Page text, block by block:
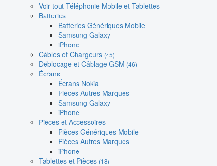
Voir tout Téléphonie Mobile et Tablettes
Batteries
Batteries Génériques Mobile
Samsung Galaxy
iPhone
Câbles et Chargeurs (45)
Déblocage et Câblage GSM (46)
Écrans
Écrans Nokia
Pièces Autres Marques
Samsung Galaxy
iPhone
Pièces et Accessoires
Pièces Génériques Mobile
Pièces Autres Marques
iPhone
Tablettes et Pièces (18)